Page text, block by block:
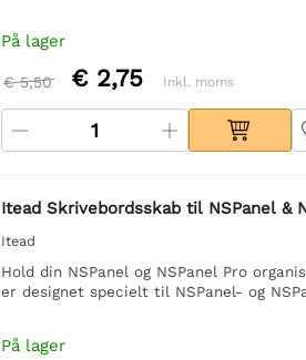
På lager
€ 5,50 € 2,75 Inkl. moms
Itead Skrivebordsskab til NSPanel &
Itead
Hold din NSPanel og NSPanel Pro
er designet specielt til NSPanel- og
På lager